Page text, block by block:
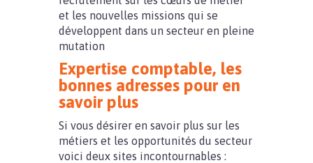
et les nouvelles missions qui se
développent dans un secteur en pleine
mutation
Expertise comptable, les
bonnes adresses pour en
savoir plus
Si vous désirer en savoir plus sur les
métiers et les opportunités du secteur
voici deux sites incontournables :